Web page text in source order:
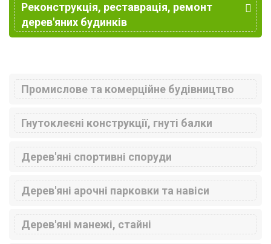
Реконструкція, реставрація, ремонт
дерев'яних будинків
Промислове та комерційне будівництво
Гнутоклеєні конструкції, гнуті балки
Дерев'яні спортивні споруди
Дерев'яні арочні парковки та навіси
Дерев'яні манежі, стайні